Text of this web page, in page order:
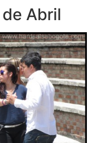
Abril